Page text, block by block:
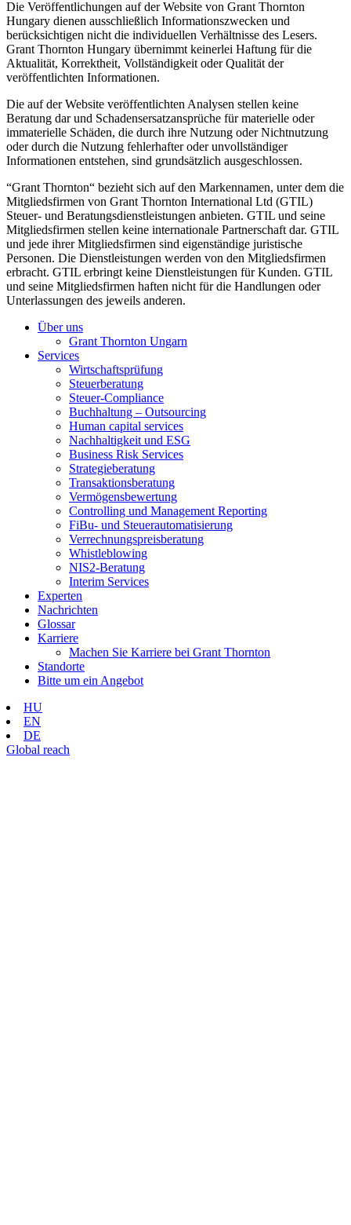
Die Veröffentlichungen auf der Website von Grant Thornton
Hungary dienen ausschließlich Informationszwecken und
berücksichtigen nicht die individuellen Verhältnisse des Lesers.
Grant Thornton Hungary übernimmt keinerlei Haftung für die
Aktualität, Korrektheit, Vollständigkeit oder Qualität der
veröffentlichten Informationen.
Die auf der Website veröffentlichten Analysen stellen keine
Beratung dar und Schadensersatzansprüche für materielle oder
immaterielle Schäden, die durch ihre Nutzung oder Nichtnutzung
oder durch die Nutzung fehlerhafter oder unvollständiger
Informationen entstehen, sind grundsätzlich ausgeschlossen.
“Grant Thornton“ bezieht sich auf den Markennamen, unter dem die
Mitgliedsfirmen von Grant Thornton International Ltd (GTIL)
Steuer- und Beratungsdienstleistungen anbieten. GTIL und seine
Mitgliedsfirmen stellen keine internationale Partnerschaft dar. GTIL
und jede ihrer Mitgliedsfirmen sind eigenständige juristische
Personen. Die Dienstleistungen werden von den Mitgliedsfirmen
erbracht. GTIL erbringt keine Dienstleistungen für Kunden. GTIL
und seine Mitgliedsfirmen haften nicht für die Handlungen oder
Unterlassungen des jeweils anderen.
Über uns
Grant Thornton Ungarn
Services
Wirtschaftsprüfung
Steuerberatung
Steuer-Compliance
Buchhaltung – Outsourcing
Human capital services
Nachhaltigkeit und ESG
Business Risk Services
Strategieberatung
Transaktionsberatung
Vermögensbewertung
Controlling und Management Reporting
FiBu- und Steuerautomatisierung
Verrechnungspreisberatung
Whistleblowing
NIS2-Beratung
Interim Services
Experten
Nachrichten
Glossar
Karriere
Machen Sie Karriere bei Grant Thornton
Standorte
Bitte um ein Angebot
HU
EN
DE
Global reach